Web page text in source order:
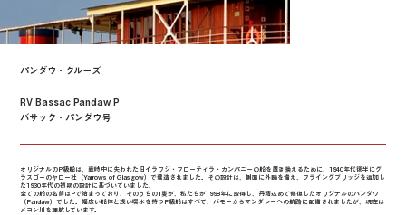
パンダウ・クルーズ
バサック・パンダウ号
RV Bassac Pandaw P
オリジナルのP級船は、戦時中に失われた旧イラワジ・フローティラ・カンパニーの船を置き換えるために、1940年代後半にグ
ラスゴーのヤロー社（Yarrows of Glasgow）で建造されました。その設計は、側面に外輪を備え、フライングブリッジを追加し
た1930年代の初期の設計に基づいていました。
全ての船の名前はPで始まっており、そのうちの1隻が、私たちが1998年に取得し、丹精込めて修復したオリジナルのパンダウ
（Pandaw）でした。幅広い船体と浅い喫水を持つP級船はすべて、バモーからマンダレーへの航路に配備されましたが、現在は
メコン川を運航しています。